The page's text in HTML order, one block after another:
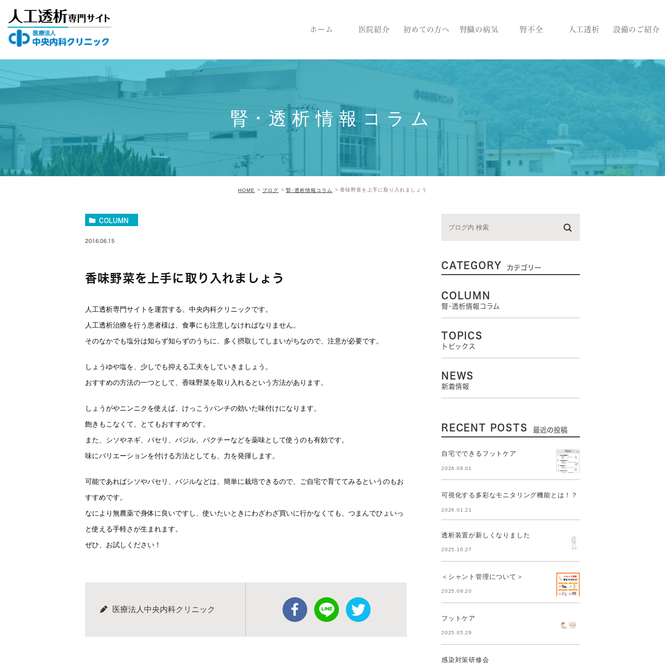
ホーム 医院紹介 初めての方へ 腎臓の病気 腎不全 人工透析 設備のご紹介
腎･透析情報コラム
HOME ブログ 腎･透析情報コラム 香味野菜を上手に取り入れましょう
COLUMN
2016.06.15
香味野菜を上手に取り入れましょう
人工透析専門サイトを運営する、中央内科クリニックです。
人工透析治療を行う患者様は、食事にも注意しなければなりません。
そのなかでも塩分は知らず知らずのうちに、多く摂取してしまいがちなので、注意が必要です。
しょうゆや塩を、少しでも抑える工夫をしていきましょう。
おすすめの方法の一つとして、香味野菜を取り入れるという方法があります。
しょうがやニンニクを使えば、けっこうパンチの効いた味付けになります。
飽きもこなくて、とてもおすすめです。
また、シソやネギ、パセリ、バジル、パクチーなどを薬味として使うのも有効です。
味にバリエーションを付ける方法としても、力を発揮します。
可能であればシソやパセリ、バジルなどは、簡単に栽培できるので、ご自宅で育ててみるというのもお
すすめです。
なにより無農薬で身体に良いですし、使いたいときにわざわざ買いに行かなくても、つまんでひょいっ
と使える手軽さが生まれます。
ぜひ、お試しください！
医療法人中央内科クリニック
CATEGORY カテゴリー
COLUMN
腎･透析情報コラム
TOPICS
トピックス
NEWS
新着情報
RECENT POSTS 最近の投稿
自宅でできるフットケア
2026.08.01
可視化する多彩なモニタリング機能とは！？
2026.01.21
透析装置が新しくなりました
2025.10.27
＜シャント管理について＞
2025.09.20
フットケア
2025.05.29
感染対策研修会